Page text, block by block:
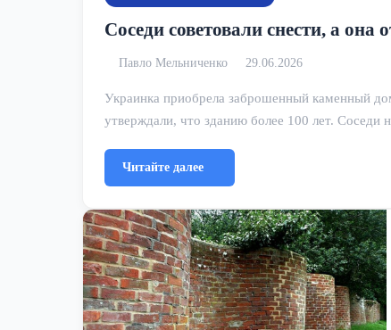
Соседи советовали снести, а
Павло Мельниченко 29.06.2026
Украинка приобрела заброшенный каменный
утверждали, что зданию более 100 лет. Соседи
Читайте далее